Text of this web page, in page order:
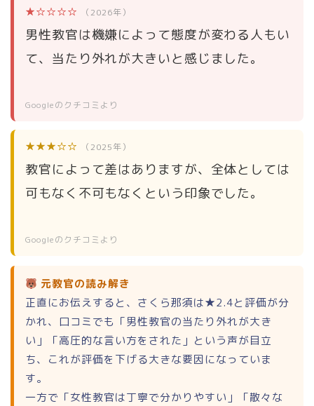
★☆☆☆☆ （2026年）
男性教官は機嫌によって態度が変わる人もい
て、当たり外れが大きいと感じました。
Googleのクチコミより
★★★☆☆ （2025年）
教官によって差はありますが、全体としては
可もなく不可もなくという印象でした。
Googleのクチコミより
元教官の読み解き
正直にお伝えすると、さくら那須は★2.4と評価が分
かれ、口コミでも「男性教官の当たり外れが大き
い」「高圧的な言い方をされた」という声が目立
ち、これが評価を下げる大きな要因になっていま
す。
一方で「女性教官は丁寧で分かりやすい」「散々な